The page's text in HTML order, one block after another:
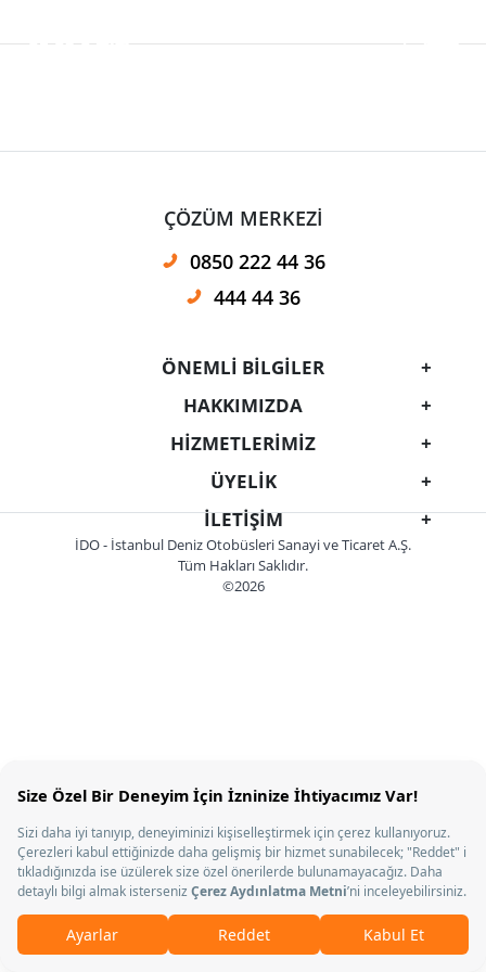
ÇÖZÜM MERKEZİ
0850 222 44 36
444 44 36
ÖNEMLİ BİLGİLER
ÜYELIK
HAKKIMIZDA
İLETIŞIM
HİZMETLERİMİZ
İDO - İstanbul Deniz Otobüsleri Sanayi ve Ticaret A.Ş.
Tüm Hakları Saklıdır.
©2026